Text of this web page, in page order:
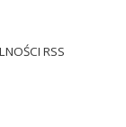
RSS